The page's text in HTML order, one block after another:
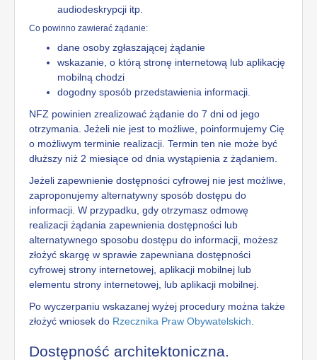
audiodeskrypcji itp.
Co powinno zawierać żądanie:
dane osoby zgłaszającej żądanie
wskazanie, o którą stronę internetową lub aplikację
mobilną chodzi
dogodny sposób przedstawienia informacji.
NFZ powinien zrealizować żądanie do 7 dni od jego
otrzymania. Jeżeli nie jest to możliwe, poinformujemy Cię
o możliwym terminie realizacji. Termin ten nie może być
dłuższy niż 2 miesiące od dnia wystąpienia z żądaniem.
Jeżeli zapewnienie dostępności cyfrowej nie jest możliwe,
zaproponujemy alternatywny sposób dostępu do
informacji. W przypadku, gdy otrzymasz odmowę
realizacji żądania zapewnienia dostępności lub
alternatywnego sposobu dostępu do informacji, możesz
złożyć skargę w sprawie zapewniana dostępności
cyfrowej strony internetowej, aplikacji mobilnej lub
elementu strony internetowej, lub aplikacji mobilnej.
Po wyczerpaniu wskazanej wyżej procedury można także
złożyć wniosek do Rzecznika Praw Obywatelskich
Dostępność architektoniczna.